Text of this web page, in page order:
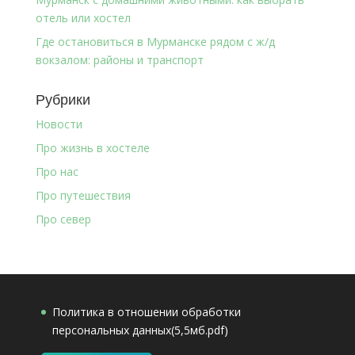
отель или хостел
Где остановиться в Мурманске рядом с ж/д
вокзалом: районы и транспорт
Рубрики
Новости
Про жизнь в хостеле
Про нас
Про путешествия
Про север
Политика в отношении обработки
персональных данных(5,5мб.pdf)